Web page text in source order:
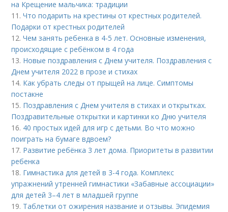
на Крещение мальчика: традиции
11.Что подарить на крестины от крестных родителей.
Подарки от крестных родителей
12.Чем занять ребенка в 4-5 лет. Основные изменения,
происходящие с ребёнком в 4 года
13. Новые поздравления с Днем учителя. Поздравления с
Днем учителя 2022 в прозе и стихах
14. Как убрать следы от прыщей на лице. Симптомы
постакне
15. Поздравления с Днем учителя в стихах и открытках.
Поздравительные открытки и картинки ко Дню учителя
16. 40 простых идей для игр с детьми. Во что можно
поиграть на бумаге вдвоем?
17. Развитие ребёнка 3 лет дома. Приоритеты в развитии
ребенка
18. Гимнастика для детей в 3-4 года. Комплекс
упражнений утренней гимнастики «Забавные ассоциации»
для детей 3–4 лет в младшей группе
19. Таблетки от ожирения название и отзывы. Эпидемия